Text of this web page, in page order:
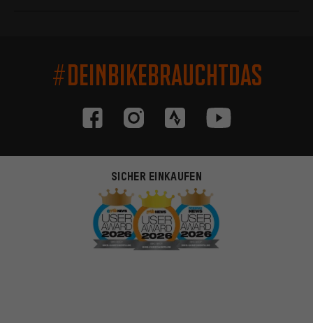
#DEINBIKEBRAUCHTDAS
SICHER EINKAUFEN